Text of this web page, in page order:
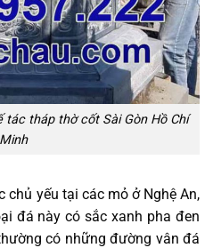
tháp thờ cốt Sài Gòn Hồ Chí
Minh
yếu tại các mỏ ở Nghệ An,
đá này có sắc xanh pha đen
có những đường vân đá